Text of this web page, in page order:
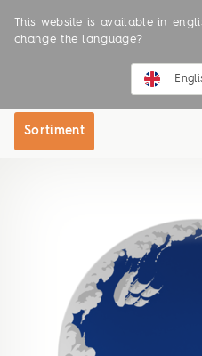
This website is available in
change the language?
ONLINE SHOP
Sortiment